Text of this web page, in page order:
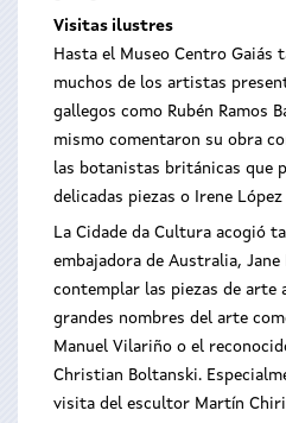
Visitas ilustres
Hasta el Museo Centro Gaiás
muchos de los artistas
gallegos como Rubén Ramos
mismo comentaron su obra
las botanistas británicas que
delicadas piezas o Irene
La Cidade da Cultura acogió
embajadora de Australia, Jane
contemplar las piezas de arte
grandes nombres del arte
Manuel Vilariño o el
Christian Boltanski.
visita del escultor Martín